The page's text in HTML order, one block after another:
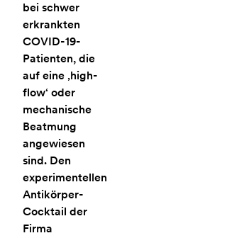
bei schwer
erkrankten
COVID-19-
Patienten, die
auf eine ‚high-
flow‘ oder
mechanische
Beatmung
angewiesen
sind. Den
experimentellen
Antikörper-
Cocktail der
Firma